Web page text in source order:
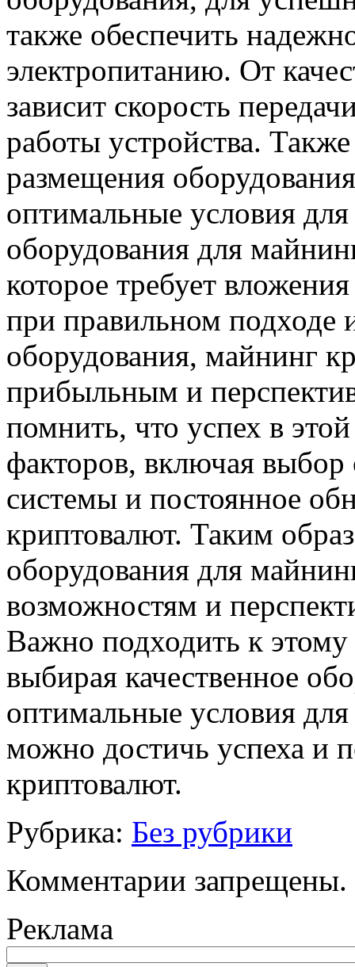
также обеспечить
электропитанию. От
зависит скорость
работы устройства.
размещения
оптимальные условия
оборудования для
которое требует
при правильном подходе
оборудования, майнинг
прибыльным и
помнить, что успех в
факторов, включая выбор
системы и постоянное
криптовалют. Таким
оборудования для
возможностям и
Важно подходить к этому
выбирая качественное
оптимальные условия для
можно достичь успеха и
криптовалют.
Рубрика: Без рубрики
Комментарии запрещены.
Реклама